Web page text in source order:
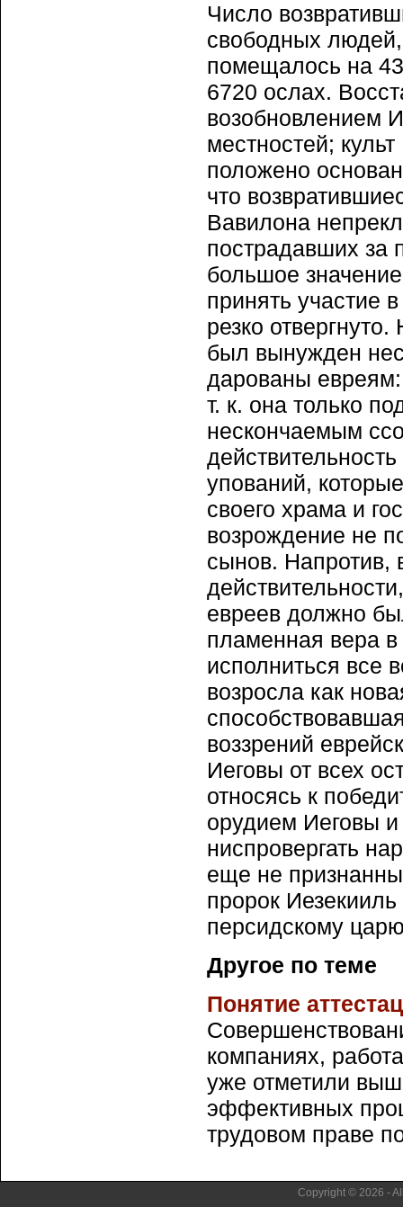
Число
свободных
помещалось на
6720 ослах.
возобновлением
местностей;
положено
что
Вавилона
пострадавших за
большое
принять участие
резко
был вынужден
дарованы евреям:
т. к. она только
нескончаемым
упований,
своего храма и
возрождение не
сынов. Напротив,
евреев должно
пламенная вера
исполниться все
возросла как
воззрений
Иеговы от всех
относясь к
орудием Иеговы и
ниспровергать
еще не
пророк
персидскому
Другое по теме
Понятие
компаниях,
уже отметили
эффективных
трудовом праве
Copyright © 2026 -